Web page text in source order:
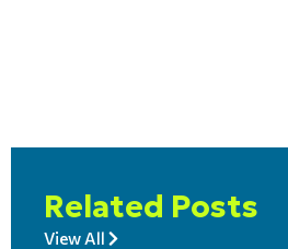
Related Posts
View All